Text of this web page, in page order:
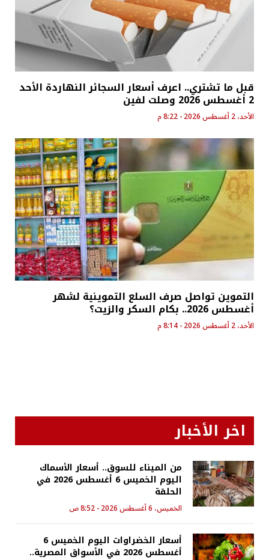
قبل ما تشتري.. اعرف أسعار السجائر النهاردة الأحد
2 أغسطس 2026 وصلت لفين
الأحد، 2 أغسطس 2026 - 8:22 م
التموين تواصل صرف السلع التموينية لشهر
أغسطس 2026.. بكام السكر والزيت؟
الأحد، 2 أغسطس 2026 - 8:14 م
اخر الأخبار
من الميناء للسوق.. أسعار الأسماك
اليوم الخميس 6 أغسطس 2026 في
الحلقة
الخميس، 6 أغسطس 2026 - 8:52 ص
أسعار الخضراوات اليوم الخميس 6
أغسطس 2026 في الأسواق المصرية..